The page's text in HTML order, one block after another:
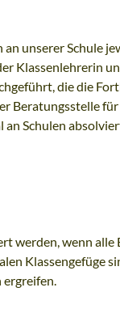
unserer Schule
Klassenlehrerin
die die
Beratungsstelle
an Schulen
werden, wenn alle
Klassengefüge
ergreifen.